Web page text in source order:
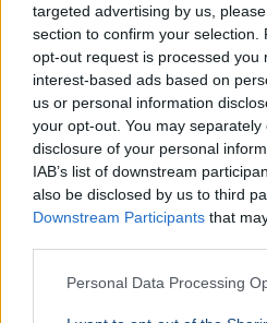
targeted advertising by us,
section to confirm your selection.
opt-out request is processed you
interest-based ads based on
us or personal information
your opt-out. You may
disclosure of your personal
IAB’s list of downstream
also be disclosed by us to third
Downstream Participants that
Personal Data Processing
BELFÖLD 2026. augusztus 7.
„Ki mer odamenni ezek
megszólalt az egy nap
állásáról